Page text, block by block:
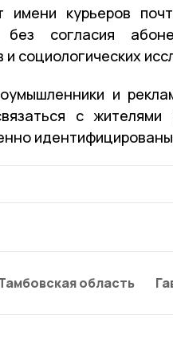
курьеров
без согласия
социологических
и
с жителями
область